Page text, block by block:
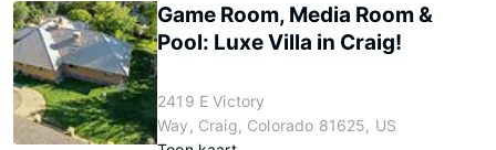
Game Room, Media Room &
Pool: Luxe Villa in Craig!
2419 E Victory
Way, Craig, Colorado 81625, US